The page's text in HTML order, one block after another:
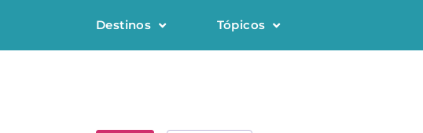
Destinos Tópicos